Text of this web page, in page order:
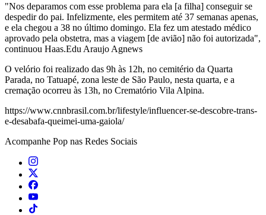
"Nos deparamos com esse problema para ela [a filha] conseguir se
despedir do pai. Infelizmente, eles permitem até 37 semanas apenas,
e ela chegou a 38 no último domingo. Ela fez um atestado médico
aprovado pela obstetra, mas a viagem [de avião] não foi autorizada",
continuou Haas.Edu Araujo Agnews
O velório foi realizado das 9h às 12h, no cemitério da Quarta
Parada, no Tatuapé, zona leste de São Paulo, nesta quarta, e a
cremação ocorreu às 13h, no Crematório Vila Alpina.
https://www.cnnbrasil.com.br/lifestyle/influencer-se-descobre-trans-
e-desabafa-queimei-uma-gaiola/
Acompanhe Pop nas Redes Sociais